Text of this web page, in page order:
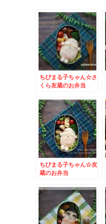
ちびまる子ちゃん☆さ
くら友蔵のお弁当
ちびまる子ちゃん☆友
蔵のお弁当